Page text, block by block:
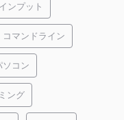
インプット
コマンドライン
ソコン
ング